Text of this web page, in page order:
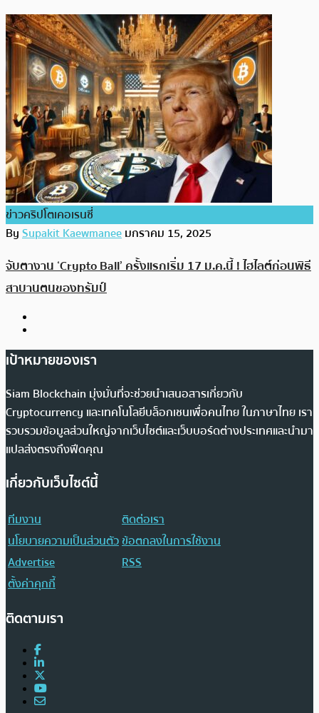
ข่าวคริปโตเคอเรนซี่
BySupakit Kaewmaneeมกราคม 15, 2025
จับตางาน ‘Crypto Ball’ ครั้งแรกเริ่ม 17 ม.ค.นี้ ! ไฮไลต์ก่อนพิธี
สาบานตนของทรัมป์
เป้าหมายของเรา
Siam Blockchain มุ่งมั่นที่จะช่วยนำเสนอสารเกี่ยวกับ
Cryptocurrency และเทคโนโลยีบล็อกเชนเพื่อคนไทย ในภาษาไทย เรา
รวบรวมข้อมูลส่วนใหญ่จากเว็บไซต์และเว็บบอร์ดต่างประเทศและนำมา
แปลส่งตรงถึงฟีดคุณ
เกี่ยวกับเว็บไซต์นี้
ทีมงาน
ติดต่อเรา
นโยบายความเป็นส่วนตัวข้อตกลงในการใช้งาน
Advertise
RSS
ตั้งค่าคุกกี้
ติดตามเรา